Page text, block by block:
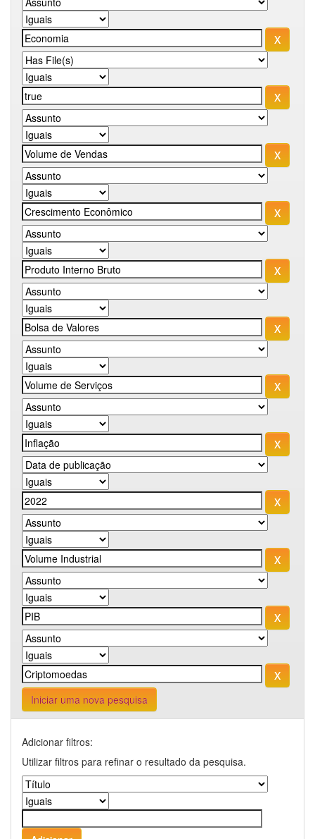
Iniciar uma nova pesquisa
Adicionar filtros:
Utilizar filtros para refinar o resultado da pesquisa.